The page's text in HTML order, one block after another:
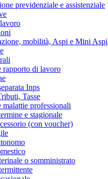
previdenziale e assistenziale
mobilità, Aspi e Mini Aspi
rapporto di lavoro
Inps
Tasse
professionali
e stagionale
(con voucher)
o somministrato